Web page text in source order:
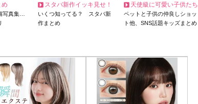
め
写真集…
スタバ新作イッキ見せ！
いくつ知ってる？ スタバ新
作まとめ
天使級に可愛い子供たち
ペットと子供の仲良しショッ
ト他、SNS話題キッズまとめ